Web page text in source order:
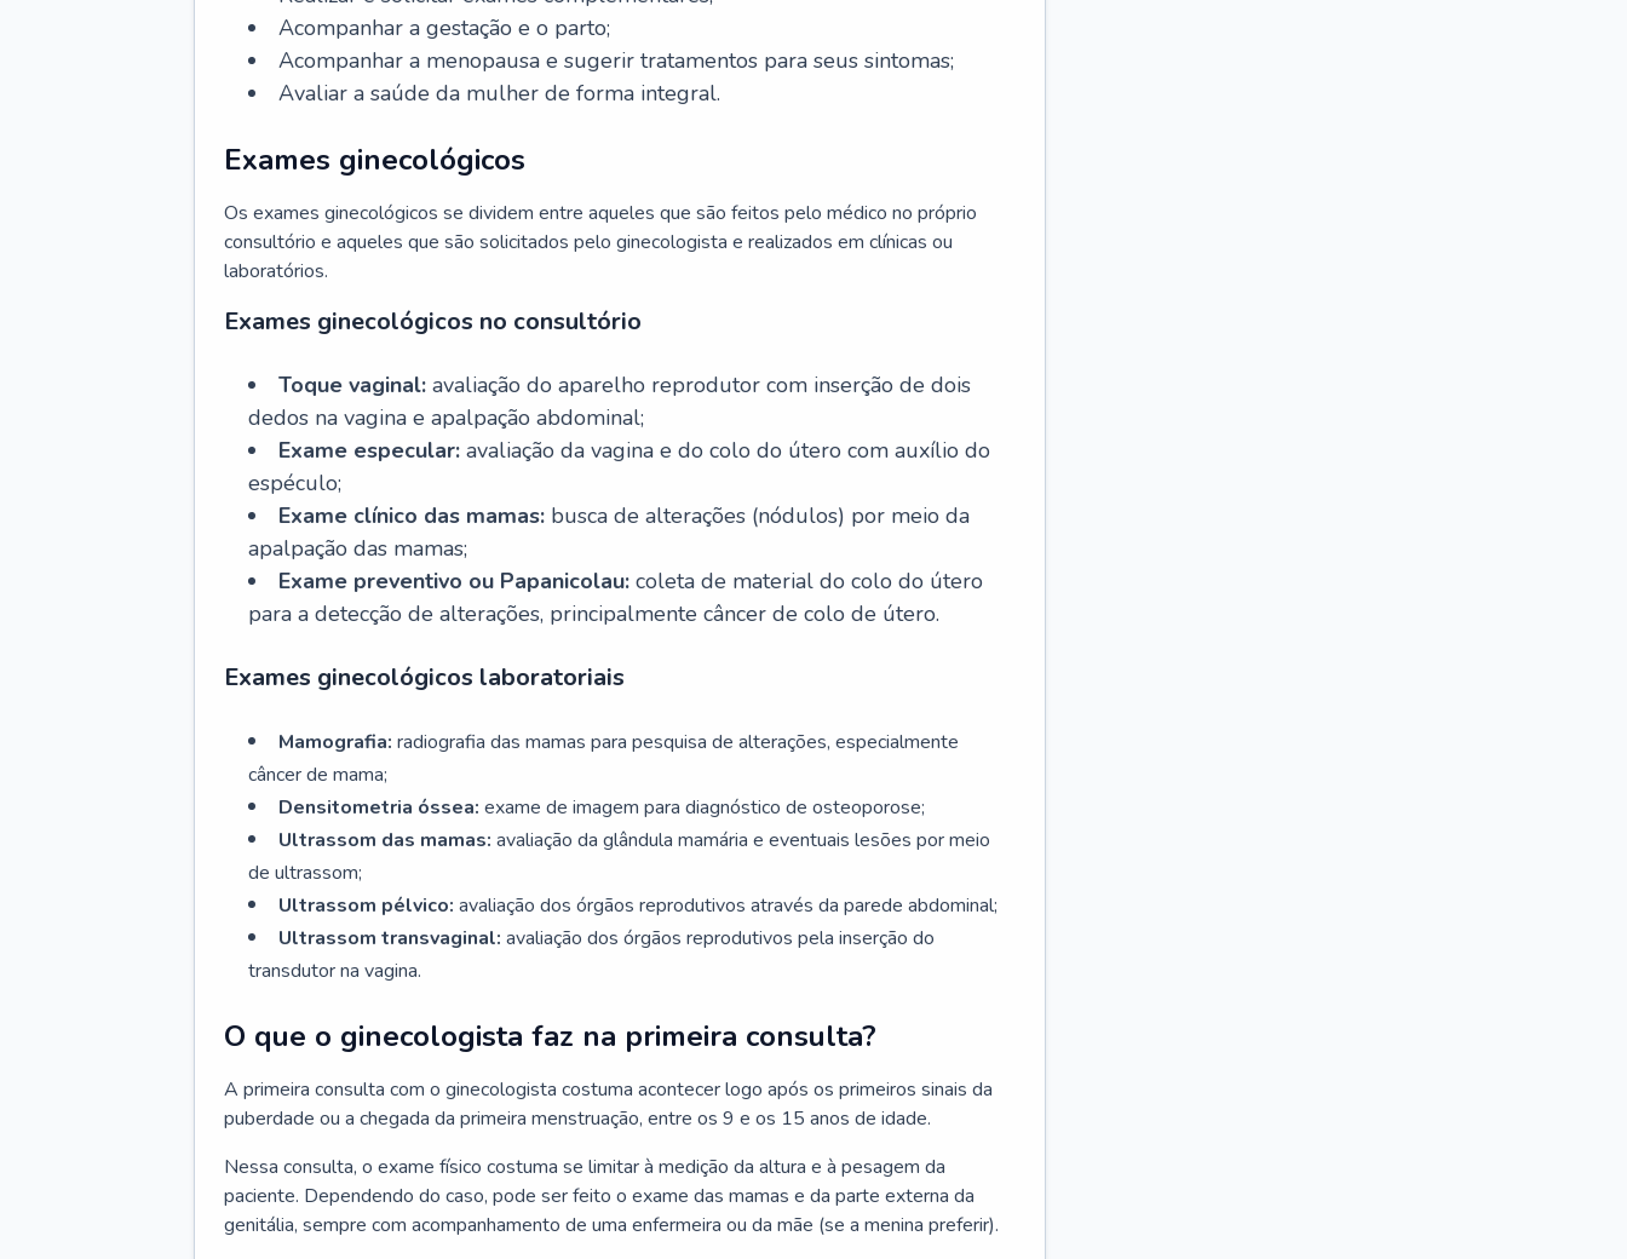
Acompanhar a gestação e o parto;
Acompanhar a menopausa e sugerir tratamentos para seus sintomas;
Avaliar a saúde da mulher de forma integral.
Exames ginecológicos
Os exames ginecológicos se dividem entre aqueles que são feitos pelo médico no próprio
consultório e aqueles que são solicitados pelo ginecologista e realizados em clínicas ou
laboratórios.
Exames ginecológicos no consultório
Toque vaginal: avaliação do aparelho reprodutor com inserção de dois
dedos na vagina e apalpação abdominal;
Exame especular: avaliação da vagina e do colo do útero com auxílio do
espéculo;
Exame clínico das mamas: busca de alterações (nódulos) por meio da
apalpação das mamas;
Exame preventivo ou Papanicolau: coleta de material do colo do útero
para a detecção de alterações, principalmente câncer de colo de útero.
Exames ginecológicos laboratoriais
Mamografia: radiografia das mamas para pesquisa de alterações, especialmente
câncer de mama;
Densitometria óssea: exame de imagem para diagnóstico de osteoporose;
Ultrassom das mamas: avaliação da glândula mamária e eventuais lesões por meio
de ultrassom;
Ultrassom pélvico: avaliação dos órgãos reprodutivos através da parede abdominal;
Ultrassom transvaginal: avaliação dos órgãos reprodutivos pela inserção do
transdutor na vagina.
O que o ginecologista faz na primeira consulta?
A primeira consulta com o ginecologista costuma acontecer logo após os primeiros sinais da
puberdade ou a chegada da primeira menstruação, entre os 9 e os 15 anos de idade.
Nessa consulta, o exame físico costuma se limitar à medição da altura e à pesagem da
paciente. Dependendo do caso, pode ser feito o exame das mamas e da parte externa da
genitália, sempre com acompanhamento de uma enfermeira ou da mãe (se a menina preferir).